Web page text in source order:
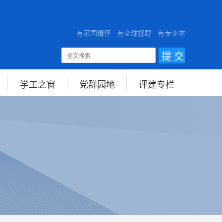
有家国情怀 有全球视野 有专业本领
学工之窗 党群园地 评建专栏